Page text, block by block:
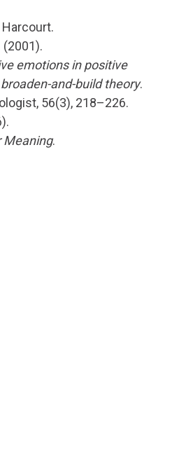
(2001).
emotions in positive
and-build theory.
56(3), 218–226.
Meaning.